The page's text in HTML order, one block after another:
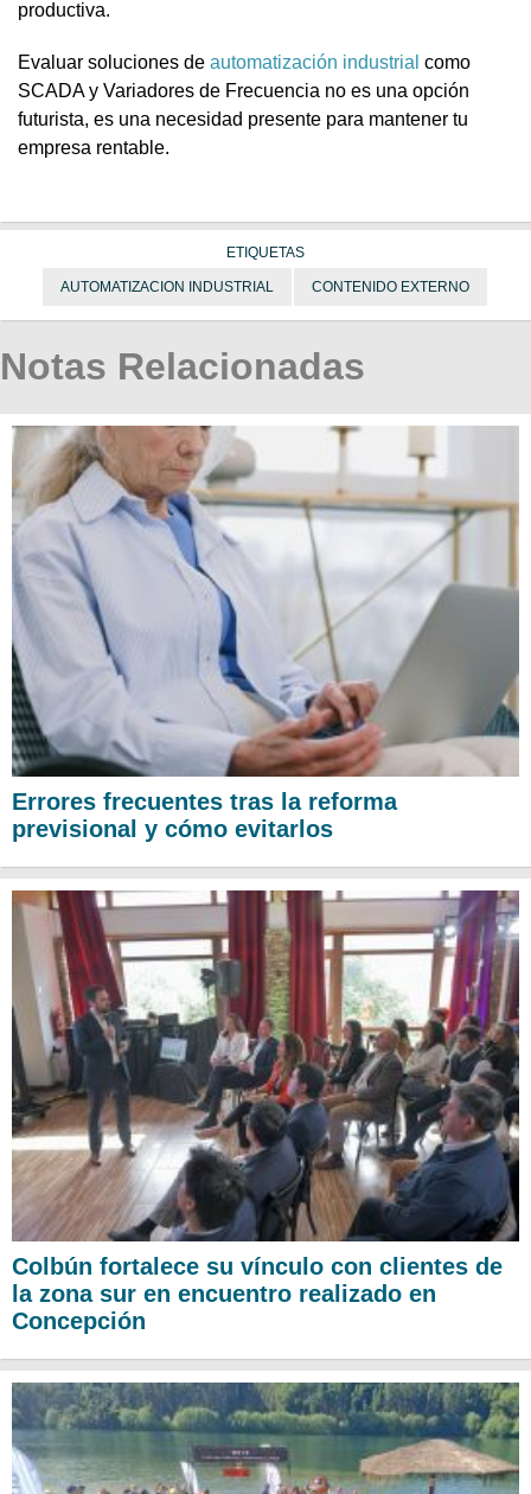
productiva.
Evaluar soluciones de automatización industrial como
SCADA y Variadores de Frecuencia no es una opción
futurista, es una necesidad presente para mantener tu
empresa rentable.
ETIQUETAS
AUTOMATIZACION INDUSTRIAL​ CONTENIDO EXTERNO
Notas Relacionadas
Errores frecuentes tras la reforma
previsional y cómo evitarlos
Colbún fortalece su vínculo con clientes de
la zona sur en encuentro realizado en
Concepción